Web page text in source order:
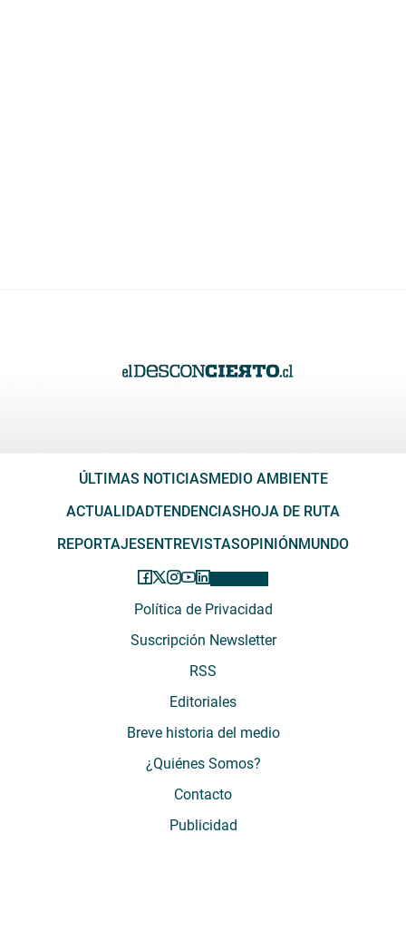
ÚLTIMAS NOTICIAS MEDIO AMBIENTE
ACTUALIDADTENDENCIAS HOJA DE RUTA
REPORTAJES ENTREVISTASOPINIÓN MUNDO
Política de Privacidad
Suscripción Newsletter
RSS
Editoriales
Breve historia del medio
¿Quiénes Somos?
Contacto
Publicidad